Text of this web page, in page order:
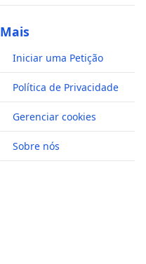
Mais
Iniciar uma Petição
Política de Privacidade
Gerenciar cookies
Sobre nós